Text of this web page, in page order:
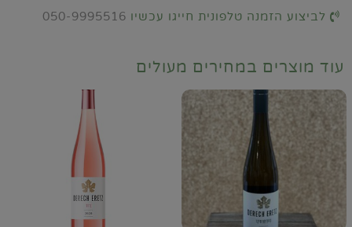
לביצוע הזמנה טלפונית חייגו עכשיו 050-9995516
עוד מוצרים במחירים מעולים